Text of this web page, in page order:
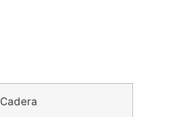
Cadera